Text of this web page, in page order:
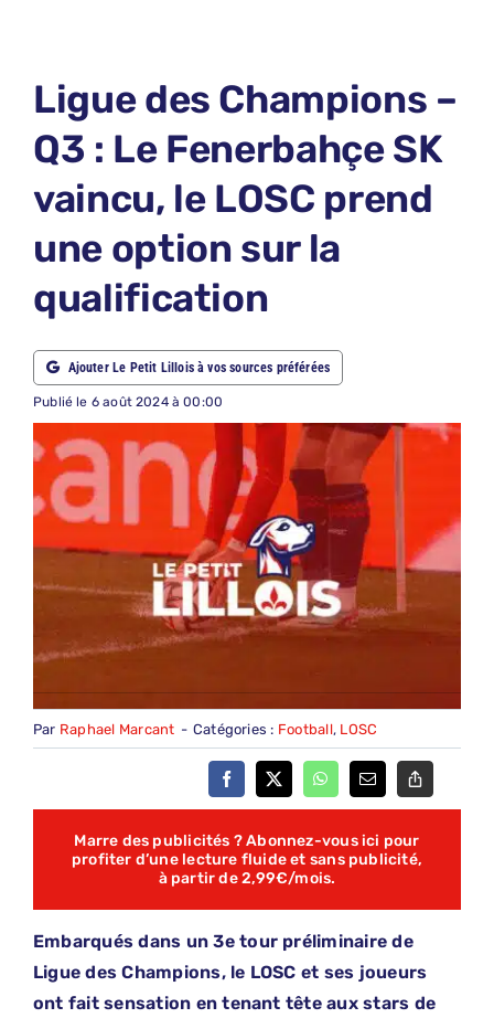
ABONNEMENTS
NOUS CONTACTER
NOUS SUIVRE
Rechercher:
Ligue des Champions –
Q3 : Le Fenerbahçe SK
vaincu, le LOSC prend
une option sur la
qualification
Ajouter Le Petit Lillois à vos sources préférées
Publié le 6 août 2024 à 00:00
Par Raphael Marcant - Catégories : Football, LOSC
Marre des publicités ? Abonnez-vous ici pour
profiter d’une lecture fluide et sans publicité,
à partir de 2,99€/mois.
Embarqués dans un 3e tour préliminaire de
Ligue des Champions, le LOSC et ses joueurs
ont fait sensation en tenant tête aux stars de